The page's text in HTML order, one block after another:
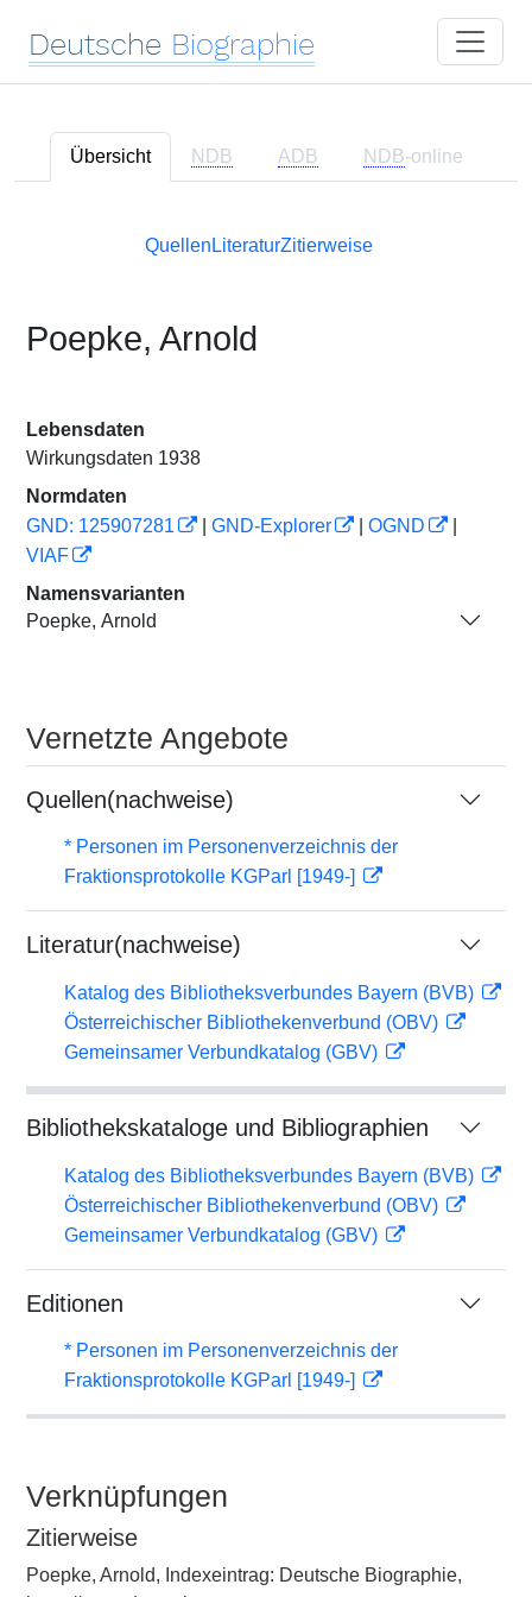
Deutsche Biographie
Übersicht NDB ADB NDB-online
Quellen LiteraturZitierweise
Poepke, Arnold
Lebensdaten
Wirkungsdaten 1938
Normdaten
GND: 125907281
GND-Explorer OGND
VIAF
Namensvarianten
Poepke, Arnold
Vernetzte Angebote
Quellen(nachweise)
* Personen im Personenverzeichnis der
Fraktionsprotokolle KGParl [1949-]
Literatur(nachweise)
Katalog des Bibliotheksverbundes Bayern (BVB)
Österreichischer Bibliothekenverbund (OBV)
Gemeinsamer Verbundkatalog (GBV)
Bibliothekskataloge und Bibliographien
Katalog des Bibliotheksverbundes Bayern (BVB)
Österreichischer Bibliothekenverbund (OBV)
Gemeinsamer Verbundkatalog (GBV)
Editionen
* Personen im Personenverzeichnis der
Fraktionsprotokolle KGParl [1949-]
Verknüpfungen
Zitierweise
Poepke, Arnold, Indexeintrag: Deutsche Biographie,